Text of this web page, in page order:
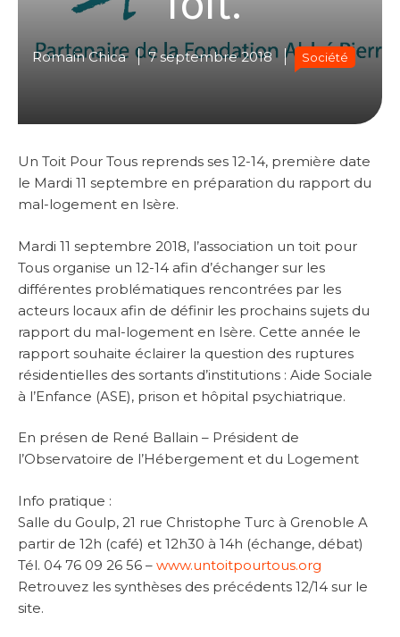
Romain Chica 7 septembre 2018 Société
Un Toit Pour Tous reprends ses 12-14, première date
le Mardi 11 septembre en préparation du rapport du
mal-logement en Isère.
Mardi 11 septembre 2018, l’association un toit pour
Tous organise un 12-14 afin d’échanger sur les
différentes problématiques rencontrées par les
acteurs locaux afin de définir les prochains sujets du
rapport du mal-logement en Isère. Cette année le
rapport souhaite éclairer la question des ruptures
résidentielles des sortants d’institutions : Aide Sociale
à l’Enfance (ASE), prison et hôpital psychiatrique.
En présen de René Ballain – Président de
l’Observatoire de l’Hébergement et du Logement
Info pratique :
Salle du Goulp, 21 rue Christophe Turc à Grenoble A
partir de 12h (café) et 12h30 à 14h (échange, débat)
Tél. 04 76 09 26 56 – www.untoitpourtous.org
Retrouvez les synthèses des précédents 12/14 sur le
site.